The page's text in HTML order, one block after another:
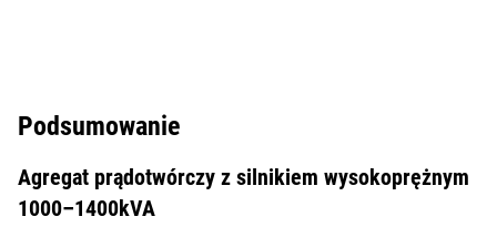
Podsumowanie
Agregat prądotwórczy z silnikiem wysokoprężnym
1000–1400kVA